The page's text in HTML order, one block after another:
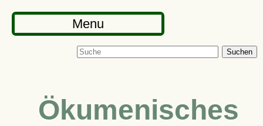
Menu
Suchen
Ökumenisches